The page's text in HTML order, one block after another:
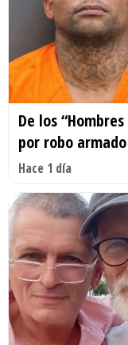
De los
por robo
Hace 1 día